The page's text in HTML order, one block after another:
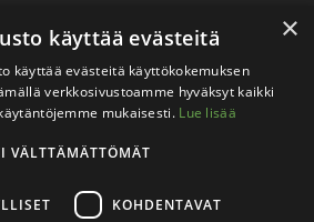
×
käyttää evästeitä
käyttää evästeitä käyttökokemuksen
verkkosivustoamme hyväksyt kaikki
mukaisesti. Lue lisää
VÄLTTÄMÄTTÖMÄT
KOHDENTAVAT